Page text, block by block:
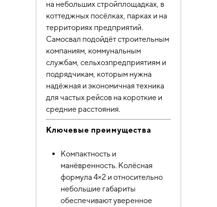
на небольших стройплощадках, в
коттеджных посёлках, парках и на
территориях предприятий.
Самосвал подойдёт строительным
компаниям, коммунальным
службам, сельхозпредприятиям и
подрядчикам, которым нужна
надёжная и экономичная техника
для частых рейсов на короткие и
средние расстояния.
Ключевые преимущества
Компактность и
манёвренность. Колёсная
формула 4×2 и относительно
небольшие габариты
обеспечивают уверенное